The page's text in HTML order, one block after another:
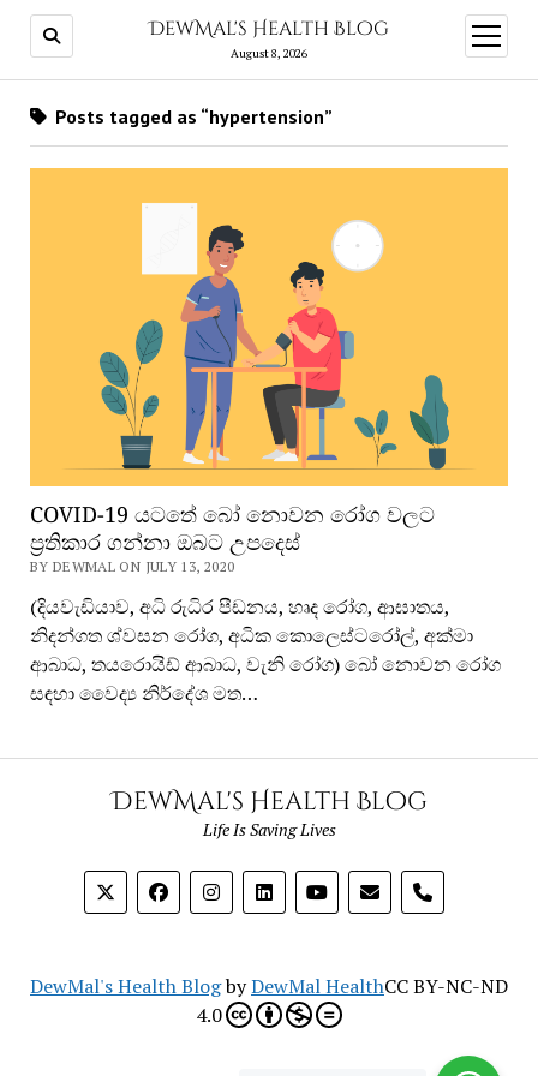
DewMal's Health Blog
August 8, 2026
open
menu
Posts tagged as “hypertension”
COVID-19 යටතේ බෝ නොවන රෝග වලට
ප්‍රතිකාර ගන්නා ඔබට උපදෙස්
BY DEWMAL ON JULY 13, 2020
(දියවැඩියාව, අධි රුධිර පීඩනය, හෘද රෝග, ආඝාතය,
නිදන්ගත ශ්වසන රෝග, අධික කොලෙස්ටරෝල්, අක්මා
ආබාධ, තයරොයිඩ් ආබාධ, වැනි රෝග) බෝ නොවන රෝග
සඳහා වෛද්‍ය නිර්දේශ මත…
DewMal's Health Blog
Life Is Saving Lives
DewMal's Health BlogbyDewMal HealthCC BY-NC-ND
4.0